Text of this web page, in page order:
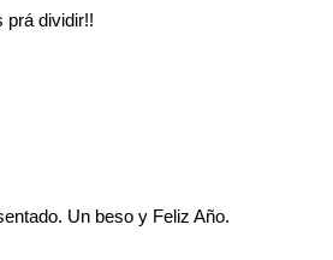
prá dividir!!
Un beso y Feliz Año.